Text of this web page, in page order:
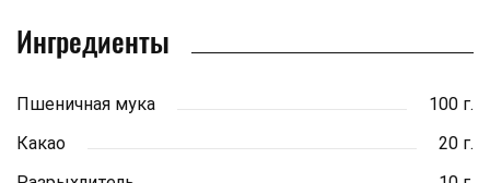
Ингредиенты
Пшеничная мука
100 г.
Какао
20 г.